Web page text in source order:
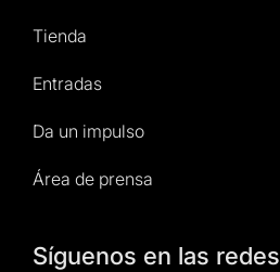
Tienda
Entradas
Da un impulso
Área de prensa
Síguenos en las redes